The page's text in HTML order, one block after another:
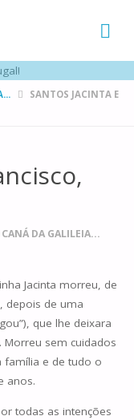
SANTOS JACINTA E
CANÁ DA GALILEIA...
Jacinta morreu, de
depois de uma
que lhe deixara
sem cuidados
família e de tudo o
anos.
todas as intenções